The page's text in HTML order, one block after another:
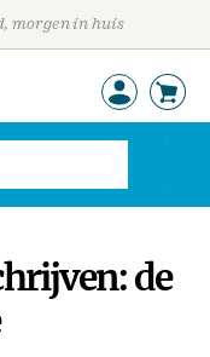
morgen in huis
de